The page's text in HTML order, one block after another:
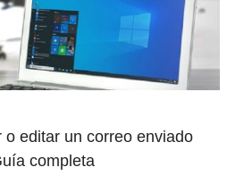
o editar un correo enviado
completa